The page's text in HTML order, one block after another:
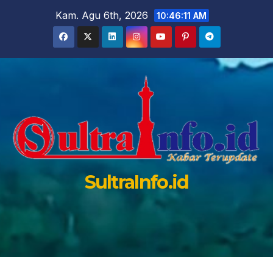
Kam. Agu 6th, 2026 10:46:12 AM
SultraInfo.id